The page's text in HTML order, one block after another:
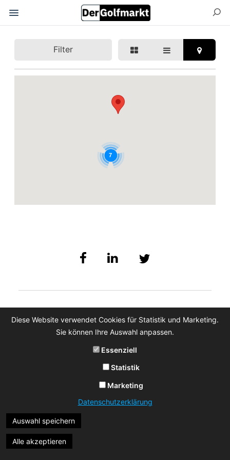
Filter
7
Diese Website verwendet Cookies für Statistik und Marketing.
Sie können Ihre Auswahl anpassen.
Essenziell
Statistik
Marketing
Datenschutzerklärung
Auswahl speichern
Alle akzeptieren